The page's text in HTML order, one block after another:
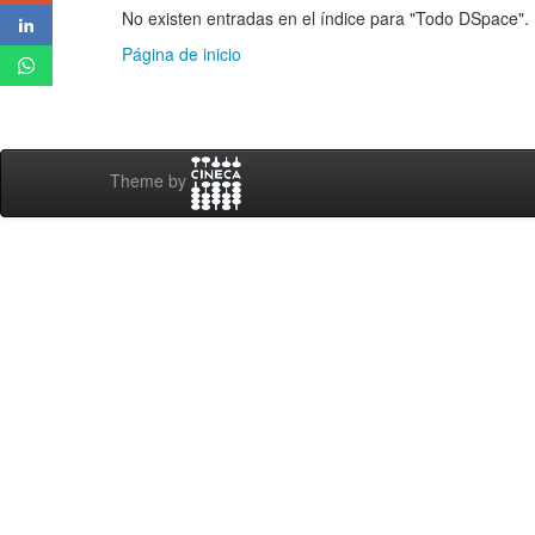
No existen entradas en el índice para "Todo DSpace".
Página de inicio
Theme by